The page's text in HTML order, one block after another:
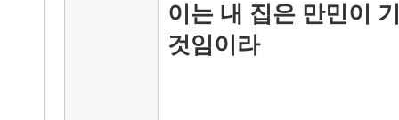
이는 내 집은 만민이
것임이라